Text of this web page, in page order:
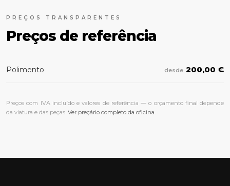
PREÇOS TRANSPARENTES
Preços de referência
Polimento desde 200,00 €
Preços com IVA incluído e valores de referência — o orçamento final depende
da viatura e das peças. Ver preçário completo da oficina.